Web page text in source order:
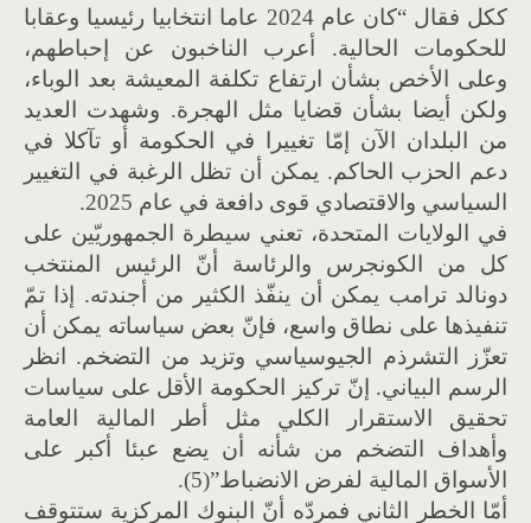
ككل فقال “كان عام 2024 عاما انتخابيا رئيسيا وعقابا
للحكومات الحالية. أعرب الناخبون عن إحباطهم،
وعلى الأخص بشأن ارتفاع تكلفة المعيشة بعد الوباء،
ولكن أيضا بشأن قضايا مثل الهجرة. وشهدت العديد
من البلدان الآن إمّا تغييرا في الحكومة أو تآكلا في
دعم الحزب الحاكم. يمكن أن تظل الرغبة في التغيير
السياسي والاقتصادي قوى دافعة في عام 2025.
في الولايات المتحدة، تعني سيطرة الجمهوريّين على
كل من الكونجرس والرئاسة أنّ الرئيس المنتخب
دونالد ترامب يمكن أن ينفّذ الكثير من أجندته. إذا تمّ
تنفيذها على نطاق واسع، فإنّ بعض سياساته يمكن أن
تعزّز التشرذم الجيوسياسي وتزيد من التضخم. انظر
الرسم البياني. إنّ تركيز الحكومة الأقل على سياسات
تحقيق الاستقرار الكلي مثل أطر المالية العامة
وأهداف التضخم من شأنه أن يضع عبئا أكبر على
الأسواق المالية لفرض الانضباط”(5).
أمّا الخطر الثاني فمردّه أنّ البنوك المركزية ستتوقف